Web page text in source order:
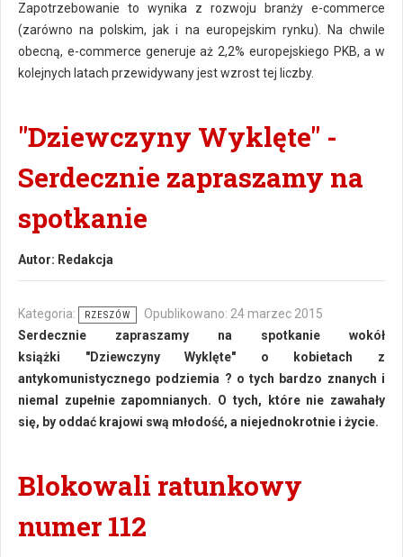
Zapotrzebowanie to wynika z rozwoju branży e-commerce
(zarówno na polskim, jak i na europejskim rynku). Na chwile
obecną, e-commerce generuje aż 2,2% europejskiego PKB, a w
kolejnych latach przewidywany jest wzrost tej liczby.
"Dziewczyny Wyklęte" -
Serdecznie zapraszamy na
spotkanie
Autor: Redakcja
Kategoria: RZESZÓW
Opublikowano: 24 marzec 2015
Serdecznie zapraszamy na spotkanie wokół
książki "Dziewczyny Wyklęte" o kobietach z
antykomunistycznego podziemia ? o tych bardzo znanych i
niemal zupełnie zapomnianych. O tych, które nie zawahały
się, by oddać krajowi swą młodość, a niejednokrotnie i życie.
Blokowali ratunkowy
numer 112